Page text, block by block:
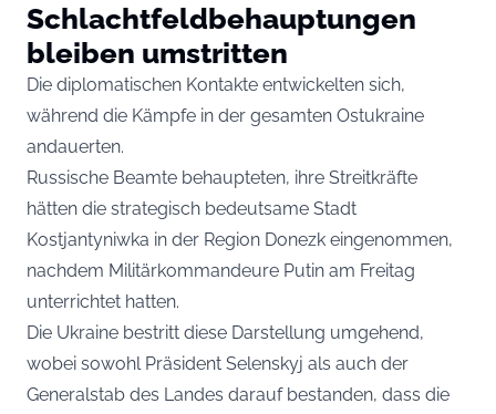
Schlachtfeldbehauptungen
bleiben umstritten
Die diplomatischen Kontakte entwickelten sich,
während die Kämpfe in der gesamten Ostukraine
andauerten.
Russische Beamte behaupteten, ihre Streitkräfte
hätten die strategisch bedeutsame Stadt
Kostjantyniwka in der Region Donezk eingenommen,
nachdem Militärkommandeure Putin am Freitag
unterrichtet hatten.
Die Ukraine bestritt diese Darstellung umgehend,
wobei sowohl Präsident Selenskyj als auch der
Generalstab des Landes darauf bestanden, dass die